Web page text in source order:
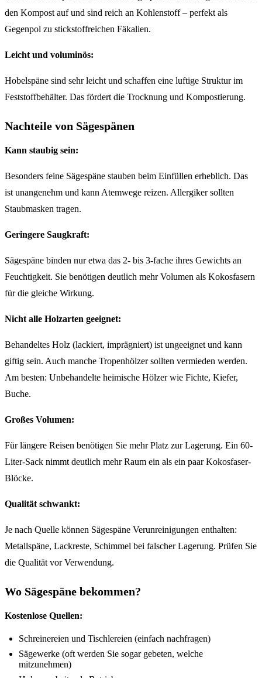
den Kompost auf und sind reich an Kohlenstoff – perfekt als
Gegenpol zu stickstoffreichen Fäkalien.
Leicht und voluminös:
Hobelspäne sind sehr leicht und schaffen eine luftige Struktur im
Feststoffbehälter. Das fördert die Trocknung und Kompostierung.
Nachteile von Sägespänen
Kann staubig sein:
Besonders feine Sägespäne stauben beim Einfüllen erheblich. Das
ist unangenehm und kann Atemwege reizen. Allergiker sollten
Staubmasken tragen.
Geringere Saugkraft:
Sägespäne binden nur etwa das 2- bis 3-fache ihres Gewichts an
Feuchtigkeit. Sie benötigen deutlich mehr Volumen als Kokosfasern
für die gleiche Wirkung.
Nicht alle Holzarten geeignet:
Behandeltes Holz (lackiert, imprägniert) ist ungeeignet und kann
giftig sein. Auch manche Tropenhölzer sollten vermieden werden.
Am besten: Unbehandelte heimische Hölzer wie Fichte, Kiefer,
Buche.
Großes Volumen:
Für längere Reisen benötigen Sie mehr Platz zur Lagerung. Ein 60-
Liter-Sack nimmt deutlich mehr Raum ein als ein paar Kokosfaser-
Blöcke.
Qualität schwankt:
Je nach Quelle können Sägespäne Verunreinigungen enthalten:
Metallspäne, Lackreste, Schimmel bei falscher Lagerung. Prüfen Sie
die Qualität vor Verwendung.
Wo Sägespäne bekommen?
Kostenlose Quellen:
Schreinereien und Tischlereien (einfach nachfragen)
Sägewerke (oft werden Sie sogar gebeten, welche
mitzunehmen)